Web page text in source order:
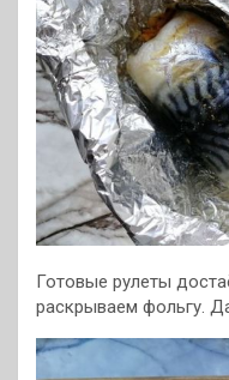
Готовые рулеты
раскрываем фольгу.